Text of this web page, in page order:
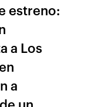
estreno:
a Los
a